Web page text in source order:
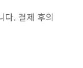
다. 결제 후의